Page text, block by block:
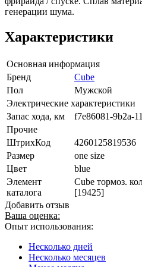
генерации шума.
Характеристики
Основная информация
Бренд
Cube
Пол
Мужской
Электрические характеристики
Запас хода, км
f7e86081-9b2a-
Прочие
ШтрихКод
4260125819536
Размер
one size
Цвет
blue
Элемент
каталога
Cube тормоз.
[19425]
Добавить отзыв
Ваша оценка:
Опыт использования:
Несколько дней
Несколько месяцев